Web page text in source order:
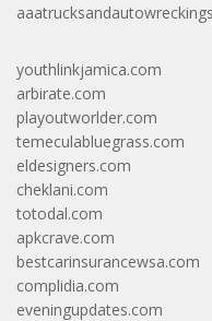
youthlinkjamica.com
arbirate.com
playoutworlder.com
temeculabluegrass.com
eldesigners.com
cheklani.com
totodal.com
apkcrave.com
bestcarinsurancewsa.com
complidia.com
eveningupdates.com